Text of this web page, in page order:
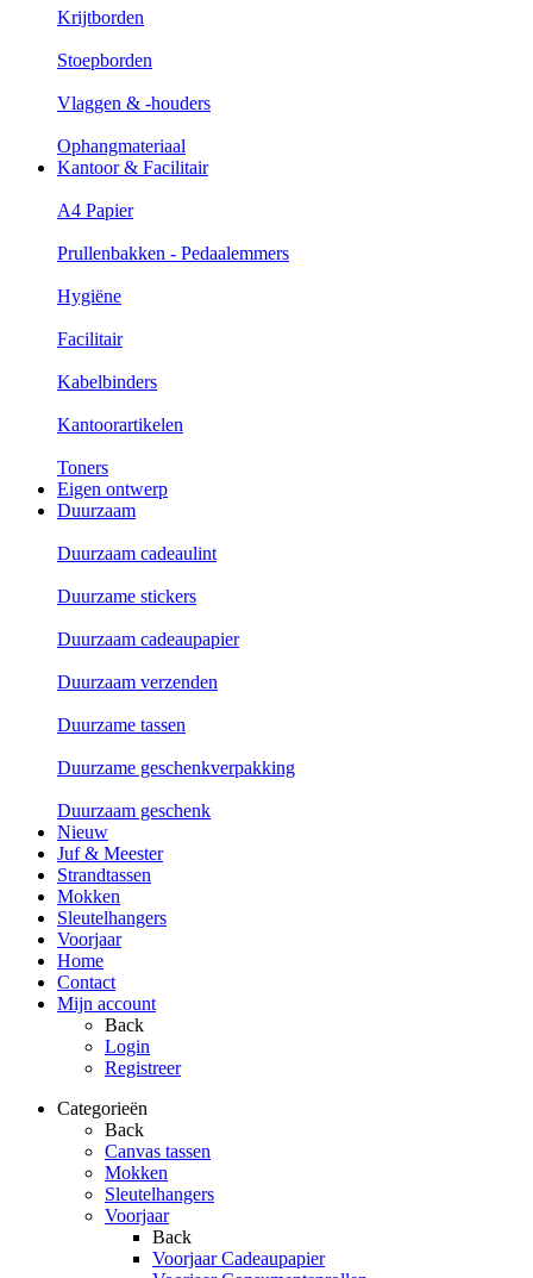
Krijtborden
Stoepborden
Vlaggen & -houders
Ophangmateriaal
Kantoor & Facilitair
A4 Papier
Prullenbakken - Pedaalemmers
Hygiëne
Facilitair
Kabelbinders
Kantoorartikelen
Toners
Eigen ontwerp
Duurzaam
Duurzaam cadeaulint
Duurzame stickers
Duurzaam cadeaupapier
Duurzaam verzenden
Duurzame tassen
Duurzame geschenkverpakking
Duurzaam geschenk
Nieuw
Juf & Meester
Strandtassen
Mokken
Sleutelhangers
Voorjaar
Home
Contact
Mijn account
Back
Login
Registreer
Categorieën
Back
Canvas tassen
Mokken
Sleutelhangers
Voorjaar
Back
Voorjaar Cadeaupapier